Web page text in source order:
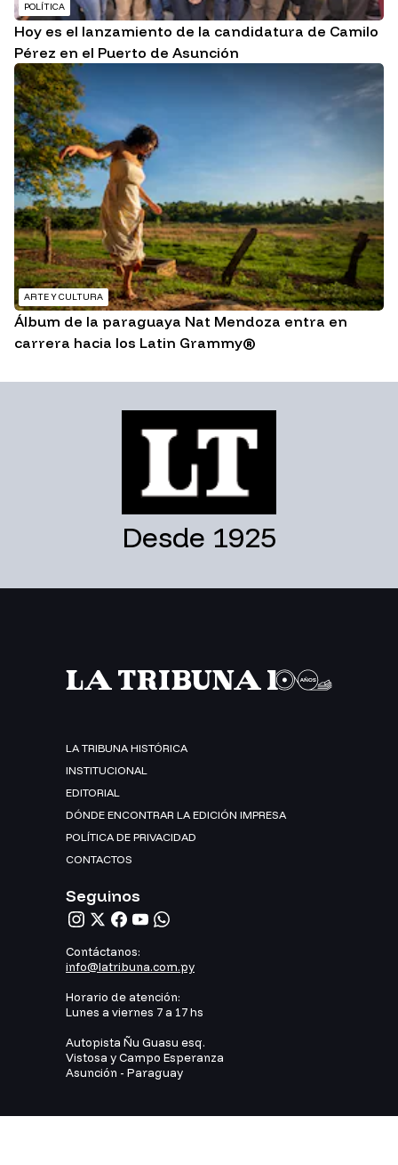
POLÍTICA
Hoy es el lanzamiento de la candidatura de Camilo
Pérez en el Puerto de Asunción
ARTE Y CULTURA
Álbum de la paraguaya Nat Mendoza entra en
carrera hacia los Latin Grammy®
Desde 1925
LA TRIBUNA HISTÓRICA
INSTITUCIONAL
EDITORIAL
DÓNDE ENCONTRAR LA EDICIÓN IMPRESA
POLÍTICA DE PRIVACIDAD
CONTACTOS
Seguinos
Contáctanos:
info@latribuna.com.py
Horario de atención:
Lunes a viernes 7 a 17 hs
Autopista Ñu Guasu esq.
Vistosa y Campo Esperanza
Asunción - Paraguay